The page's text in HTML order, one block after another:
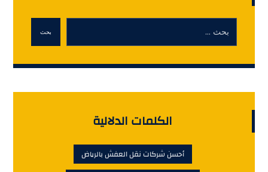
بحث
الكلمات الدلالية
أحسن شركات نقل العفش بالرياض